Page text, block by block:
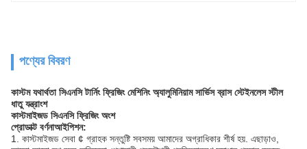
পণ্যের বিবরণ
কাস্টম যথার্থতা সিএনসি টার্নিং ফ্রিজিং মেশিনিং অ্যালুমিনিয়াম সার্ভিস ব্রাস স্টেইনলেস স্টীল
ধাতু যন্ত্রাংশ
কাস্টমাইজড সিএনসি ফ্রিজিং অংশ
প্রোডাক্ট বর্ণনাআইপিশন:
1. কাস্টমাইজড সেবা ¢ গ্রাহক সন্তুষ্টি সবসময় আমাদের অগ্রাধিকার শীর্ষ হয়. এছাড়াও,